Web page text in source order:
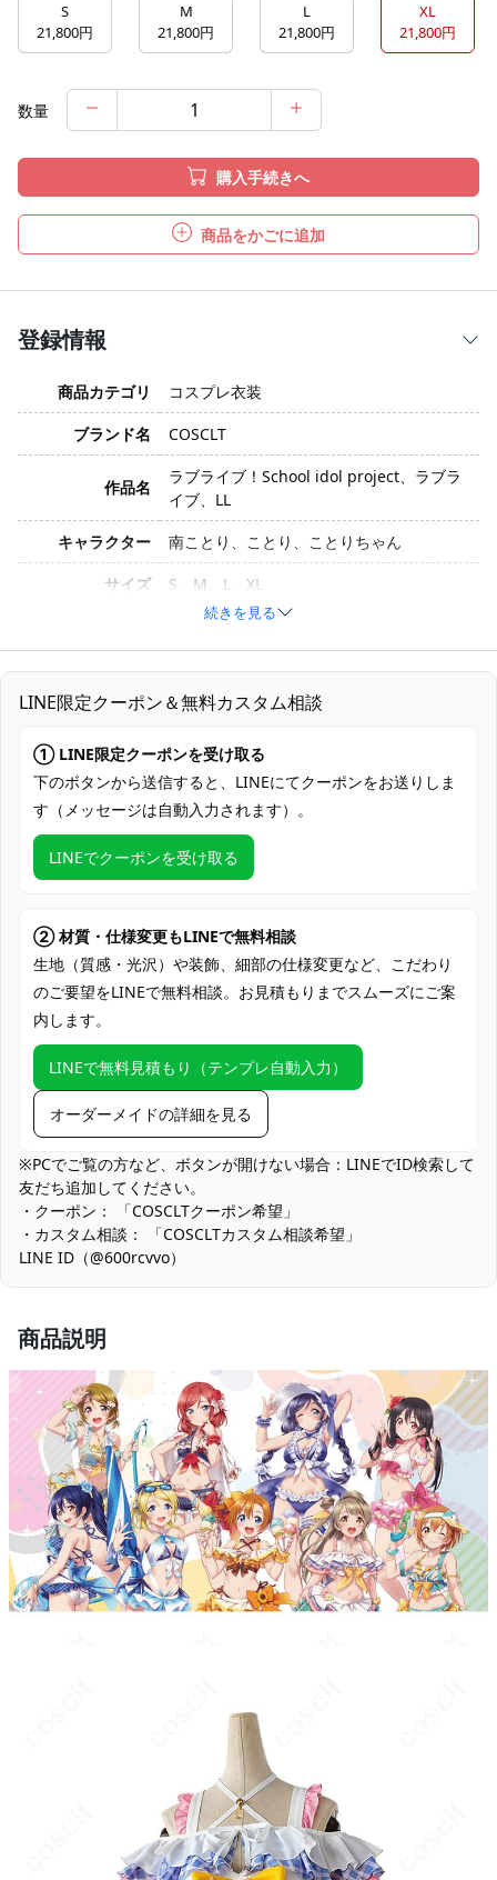
S
21,800円
M
21,800円
L
21,800円
XL
21,800円
数量
購入手続きへ
商品をかごに追加
登録情報
商品カテゴリ
コスプレ衣装
ブランド名
COSCLT
作品名
ラブライブ！School idol project、ラブラ
イブ、LL
キャラクター
南ことり、ことり、ことりちゃん
サイズ
S、M、L、XL
コスプレ専用生地
トップス、スカート、髪飾り、手首飾り、
太もも飾り、足首飾り
発送予定
（※土日祝除く）、合計で12～22営業日程
度でお届け
クレジットカード（VISA、Master、JCB、
Discover、AMERICAN EXPRESS）、
PayPal、銀行振込
使用場所
即売会、スタジオ撮影会、学園祭・文化祭
ステージ、ハロウィン仮装、TikTok・配信
撮影、オフ会・交流会
コスプレ対象
ァン、出演者
他の衣類と同じく、清潔に乾燥を保ち、鋭
い物によっての破れを避けてください。
商品状態
新品未使用
スカートのボリューム感を保つ設計のため、長時間の圧縮保管で
シワが発生しやすくなります。保管はハンガー推奨、気になる場
合は当て布をして低温で軽くアイロンをかけてください。
続きを見る
LINE限定クーポン＆無料カスタム相談
① LINE限定クーポンを受け取る
下のボタンから送信すると、LINEにてクーポンをお送りしま
す（メッセージは自動入力されます）。
LINEでクーポンを受け取る
② 材質・仕様変更もLINEで無料相談
生地（質感・光沢）や装飾、細部の仕様変更など、こだわり
のご要望をLINEで無料相談。お見積もりまでスムーズにご案
内します。
LINEで無料見積もり（テンプレ自動入力）
オーダーメイドの詳細を見る
※PCでご覧の方など、ボタンが開けない場合：LINEでID検索して
友だち追加してください。
・クーポン： 「COSCLTクーポン希望」
・カスタム相談： 「COSCLTカスタム相談希望」
LINE ID（@600rcvvo）
商品説明